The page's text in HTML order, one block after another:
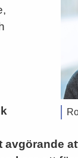
avgörande